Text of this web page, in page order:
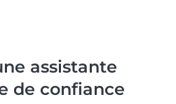
assistante
de confiance